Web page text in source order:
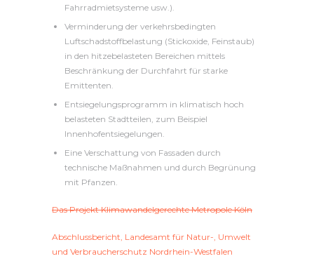
Fahrradmietsysteme usw.).
Verminderung der verkehrsbedingten
Luftschadstoffbelastung (Stickoxide, Feinstaub)
in den hitzebelasteten Bereichen mittels
Beschränkung der Durchfahrt für starke
Emittenten.
Entsiegelungsprogramm in klimatisch hoch
belasteten Stadtteilen, zum Beispiel
Innenhofentsiegelungen.
Eine Verschattung von Fassaden durch
technische Maßnahmen und durch Begrünung
mit Pfanzen.
Das Projekt Klimawandelgerechte Metropole Köln
Abschlussbericht, Landesamt für Natur-, Umwelt
und Verbraucherschutz Nordrhein-Westfalen